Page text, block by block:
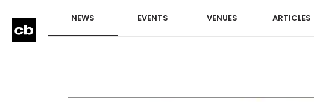
NEWS EVENTS VENUES ARTICLES